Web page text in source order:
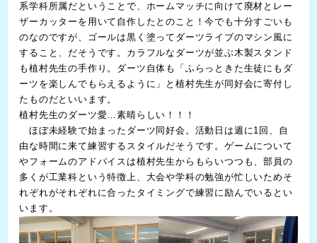
系学科所属だということで、ホームマッチに向けて廃材とレー
ザーカッターを用いて自作したとのこと！今でも十分すごいも
のなのですが、ゴールは黒く塗ってダーツライブのマシン風に
すること、だそうです。カラフルなダーツが並ぶ木製スタンド
も植村先生の手作り。ダーツ自体も「ふらっときた生徒にもダ
ーツを楽しんでもらえるように」と植村先生が同好会に寄付し
たものだといいます。
植村先生のダーツ愛…素晴らしい！！！
ほぼ未経験で始まったダーツ同好会。活動日は週に1回、自
由な時間に来て練習するスタイルだそうです。ゲームについて
やフォームのアドバイスは植村先生からもらいつつも、部員の
多くが工業科という特徴上、大会や学科の勉強が忙しいためそ
れぞれがそれぞれに合ったタイミングで練習に励んでいるとい
います。